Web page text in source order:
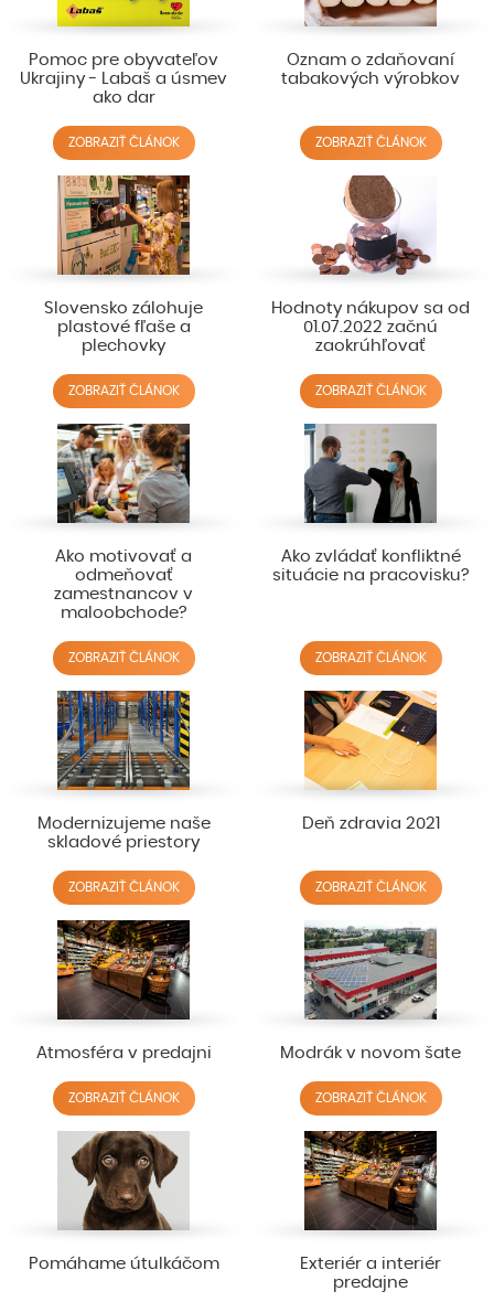
Pomoc pre obyvateľov
Ukrajiny - Labaš a úsmev
ako dar
ZOBRAZIŤ ČLÁNOK
Oznam o zdaňovaní
tabakových výrobkov
ZOBRAZIŤ ČLÁNOK
Slovensko zálohuje
plastové fľaše a
plechovky
ZOBRAZIŤ ČLÁNOK
Hodnoty nákupov sa od
01.07.2022 začnú
zaokrúhľovať
ZOBRAZIŤ ČLÁNOK
Ako motivovať a
odmeňovať
zamestnancov v
maloobchode?
ZOBRAZIŤ ČLÁNOK
Ako zvládať konfliktné
situácie na pracovisku?
ZOBRAZIŤ ČLÁNOK
Modernizujeme naše
skladové priestory
ZOBRAZIŤ ČLÁNOK
Deň zdravia 2021
ZOBRAZIŤ ČLÁNOK
Atmosféra v predajni
ZOBRAZIŤ ČLÁNOK
Modrák v novom šate
ZOBRAZIŤ ČLÁNOK
Pomáhame útulkáčom
Exteriér a interiér
predajne